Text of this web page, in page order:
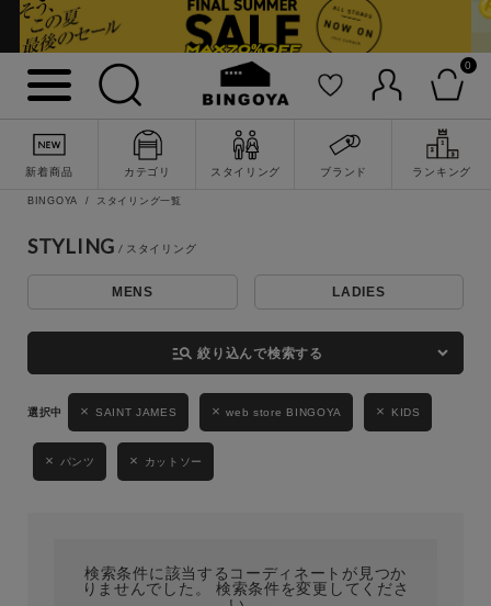
0
新着商品 カテゴリ スタイリング ブランド ランキング
詳細検索
キーワード
性別
MENS LADIES KIDS
BINGOYA スタイリング一覧
STYLING
MENS LADIES
manage_search 絞り込んで検索する
SAINT JAMES web store BINGOYA KIDS
パンツ カットソー
検索条件に該当するコーディネートが見つか
りませんでした。 検索条件を変更してくださ